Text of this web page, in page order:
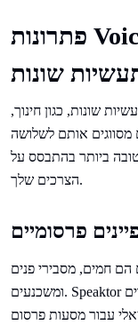
פתרונות VoiceOver לגברים בהתאמה
שונות
שונות, כגון חינוך,
מסווגים אותם לשלושה
ביותר בהתבסס על
הצרכים שלך.
פרסומיים
הם חמים, מסבירי פנים
ומשכנעים. Speaktor מציע שפע של אפשרויות קוראי טקסט גברים